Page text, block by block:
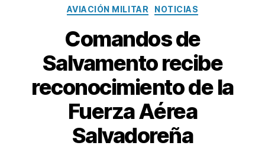
Categorías
AVIACIÓN MILITAR NOTICIAS
Comandos de
Salvamento recibe
reconocimiento de la
Fuerza Aérea
Salvadoreña